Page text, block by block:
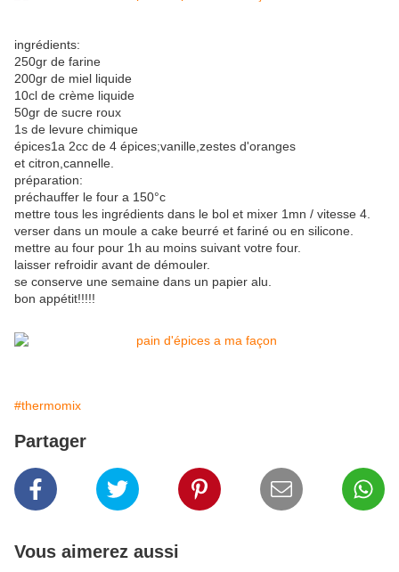
ingrédients:
250gr de farine
200gr de miel liquide
10cl de crème liquide
50gr de sucre roux
1s de levure chimique
épices1a 2cc de 4 épices;vanille,zestes d'oranges
et citron,cannelle.
préparation:
préchauffer le four a 150°c
mettre tous les ingrédients dans le bol et mixer 1mn / vitesse 4.
verser dans un moule a cake beurré et fariné ou en silicone.
mettre au four pour 1h au moins suivant votre four.
laisser refroidir avant de démouler.
se conserve une semaine dans un papier alu.
bon appétit!!!!!
#thermomix
Partager
Vous aimerez aussi